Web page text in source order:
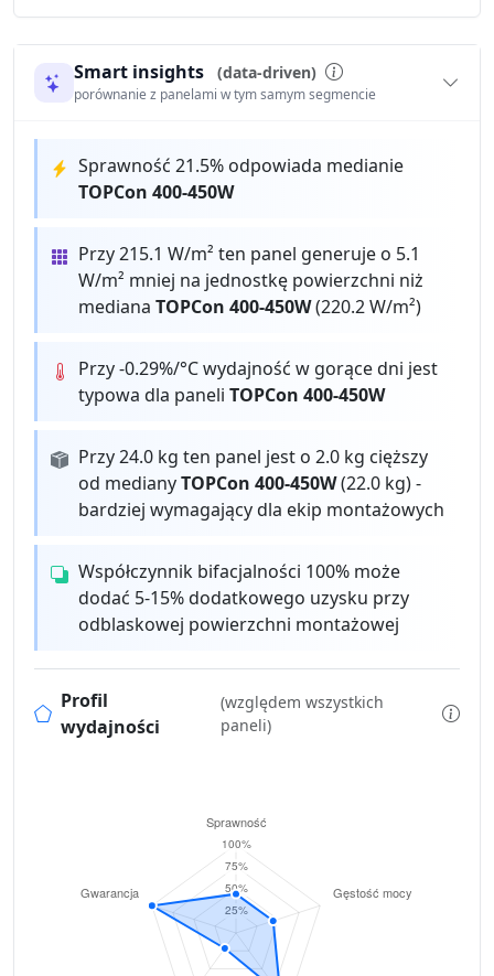
Smart insights (data-driven)
porównanie z panelami w tym samym segmencie
Sprawność 21.5% odpowiada medianie
TOPCon 400-450W
Przy 215.1 W/m² ten panel generuje o 5.1
W/m² mniej na jednostkę powierzchni niż
medianaTOPCon 400-450W(220.2 W/m²)
Przy -0.29%/°C wydajność w gorące dni jest
typowa dla paneliTOPCon 400-450W
Przy 24.0 kg ten panel jest o 2.0 kg cięższy
od medianyTOPCon 400-450W(22.0 kg) -
bardziej wymagający dla ekip montażowych
Współczynnik bifacjalności 100% może
dodać 5-15% dodatkowego uzysku przy
odblaskowej powierzchni montażowej
Profil
wydajności
(względem wszystkich
paneli)